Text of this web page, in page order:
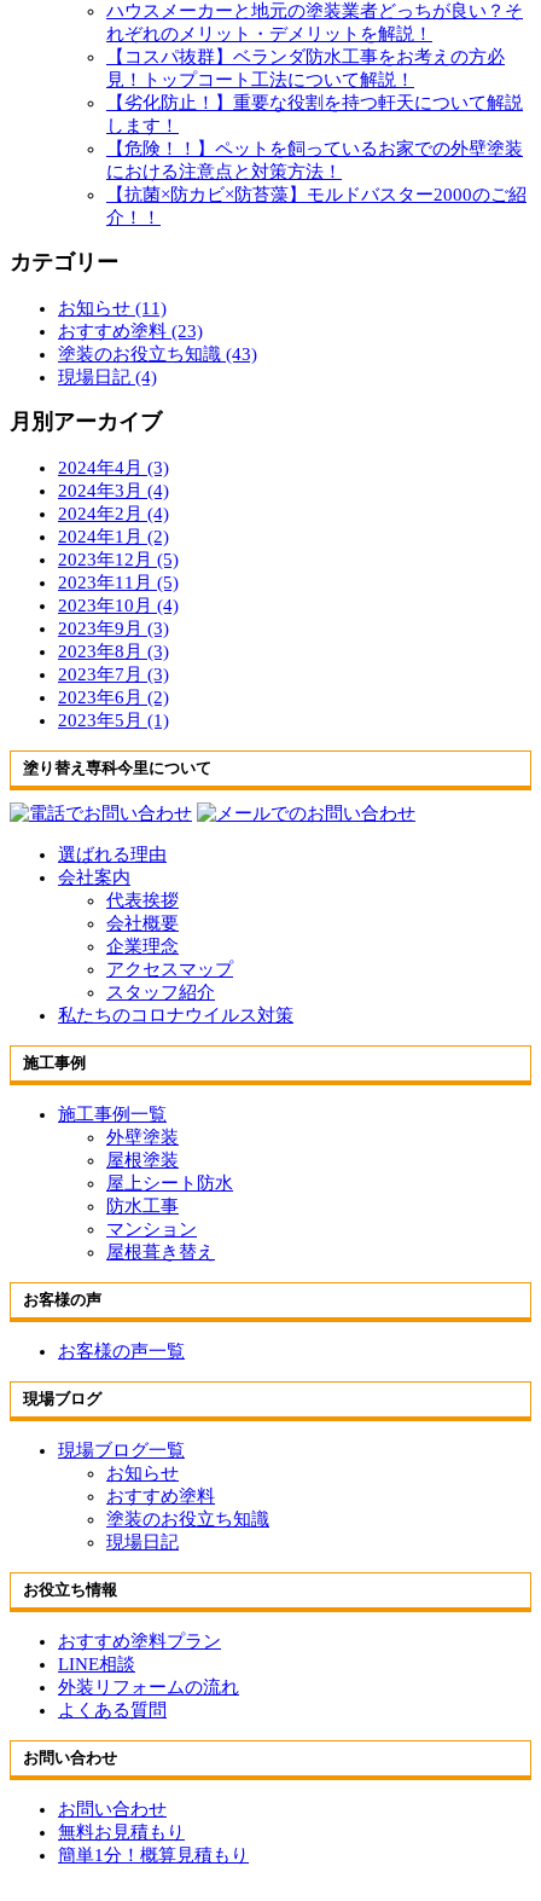
ハウスメーカーと地元の塗装業者どっちが良い？そ
れぞれのメリット・デメリットを解説！
【コスパ抜群】ベランダ防水工事をお考えの方必
見！トップコート工法について解説！
【劣化防止！】重要な役割を持つ軒天について解説
します！
【危険！！】ペットを飼っているお家での外壁塗装
における注意点と対策方法！
【抗菌×防カビ×防苔藻】モルドバスター2000のご紹
介！！
カテゴリー
お知らせ (11)
おすすめ塗料 (23)
塗装のお役立ち知識 (43)
現場日記 (4)
月別アーカイブ
2024年4月 (3)
2024年3月 (4)
2024年2月 (4)
2024年1月 (2)
2023年12月 (5)
2023年11月 (5)
2023年10月 (4)
2023年9月 (3)
2023年8月 (3)
2023年7月 (3)
2023年6月 (2)
2023年5月 (1)
塗り替え専科今里について
選ばれる理由
会社案内
代表挨拶
会社概要
企業理念
アクセスマップ
スタッフ紹介
私たちのコロナウイルス対策
施工事例
施工事例一覧
外壁塗装
屋根塗装
屋上シート防水
防水工事
マンション
屋根葺き替え
お客様の声
お客様の声一覧
現場ブログ
現場ブログ一覧
お知らせ
おすすめ塗料
塗装のお役立ち知識
現場日記
お役立ち情報
おすすめ塗料プラン
LINE相談
外装リフォームの流れ
よくある質問
お問い合わせ
お問い合わせ
無料お見積もり
簡単1分！概算見積もり